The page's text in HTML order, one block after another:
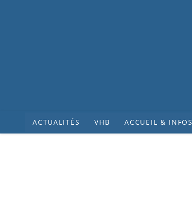
ACTUALITÉS VHB ACCUEIL & INFOS